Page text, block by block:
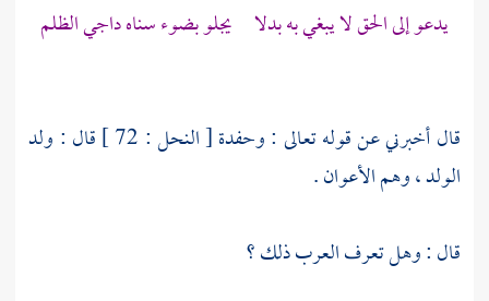
يدعو إلى الحق لا يبغي به بدلا يجلو بضوء سناه داجي الظلم
قال أخبرني عن قوله تعالى : وحفدة [ النحل : 72 ] قال : ولد
الولد ، وهم الأعوان .
قال : وهل تعرف العرب ذلك ؟